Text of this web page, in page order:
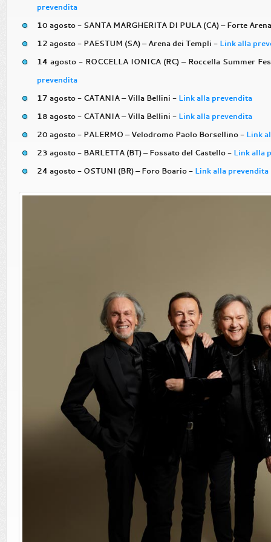
prevendita
10 agosto - SANTA MARGHERITA DI PULA (CA) – Forte
12 agosto - PAESTUM (SA) – Arena dei Templi - Link alla
14 agosto - ROCCELLA IONICA (RC) – Roccella Summer
prevendita
17 agosto - CATANIA – Villa Bellini - Link alla prevendita
18 agosto - CATANIA – Villa Bellini - Link alla prevendita
20 agosto - PALERMO – Velodromo Paolo Borsellino - Link
23 agosto - BARLETTA (BT) – Fossato del Castello - Link alla
24 agosto - OSTUNI (BR) – Foro Boario - Link alla prevendita